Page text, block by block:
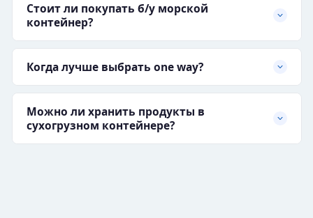
Стоит ли покупать б/у морской
контейнер?
Когда лучше выбрать one way?
Можно ли хранить продукты в
сухогрузном контейнере?